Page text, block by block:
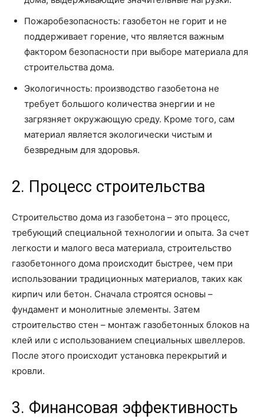
Пожаробезопасность: газобетон не горит и не
поддерживает горение, что является важным
фактором безопасности при выборе материала для
строительства дома.
Экологичность: производство газобетона не
требует большого количества энергии и не
загрязняет окружающую среду. Кроме того, сам
материал является экологически чистым и
безвредным для здоровья.
2. Процесс строительства
Строительство дома из газобетона – это процесс,
требующий специальной технологии и опыта. За счет
легкости и малого веса материала, строительство
газобетонного дома происходит быстрее, чем при
использовании традиционных материалов, таких как
кирпич или бетон. Сначала строятся основы –
фундамент и монолитные элементы. Затем
строительство стен – монтаж газобетонных блоков на
клей или с использованием специальных швеллеров.
После этого происходит установка перекрытий и
кровли.
3. Финансовая эффективность